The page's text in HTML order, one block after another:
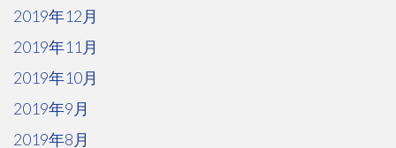
2019年12月
2019年11月
2019年10月
2019年9月
2019年8月